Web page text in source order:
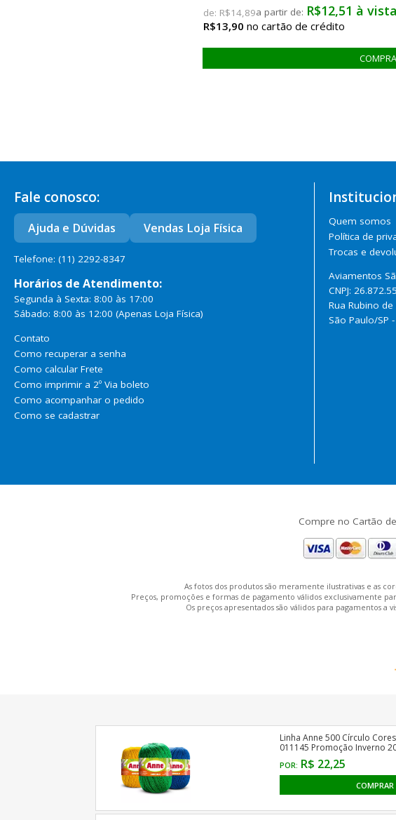
de: R$14,89
R$13,90
R$12,51 à vista
Fale conosco:
Ajuda e Dúvidas Vendas Loja Física
Telefone: (11) 2292-8347
Horários de Atendimento:
Segunda à Sexta: 8:00 às 17:00
Sábado: 8:00 às 12:00 (Apenas Loja Física)
Contato
Como recuperar a senha
Como calcular Frete
Como imprimir a 2º Via boleto
Como acompanhar o pedido
Como se cadastrar
Quem somos
Política de
Trocas e
Aviamentos
CNPJ:
Rua Rubino
São Paulo/SP
Compre no Cartão
As fotos dos produtos são meramente ilustrativas e as
Preços, promoções e formas de pagamento válidos exclusivamente
Os preços apresentados são válidos para pagamentos a